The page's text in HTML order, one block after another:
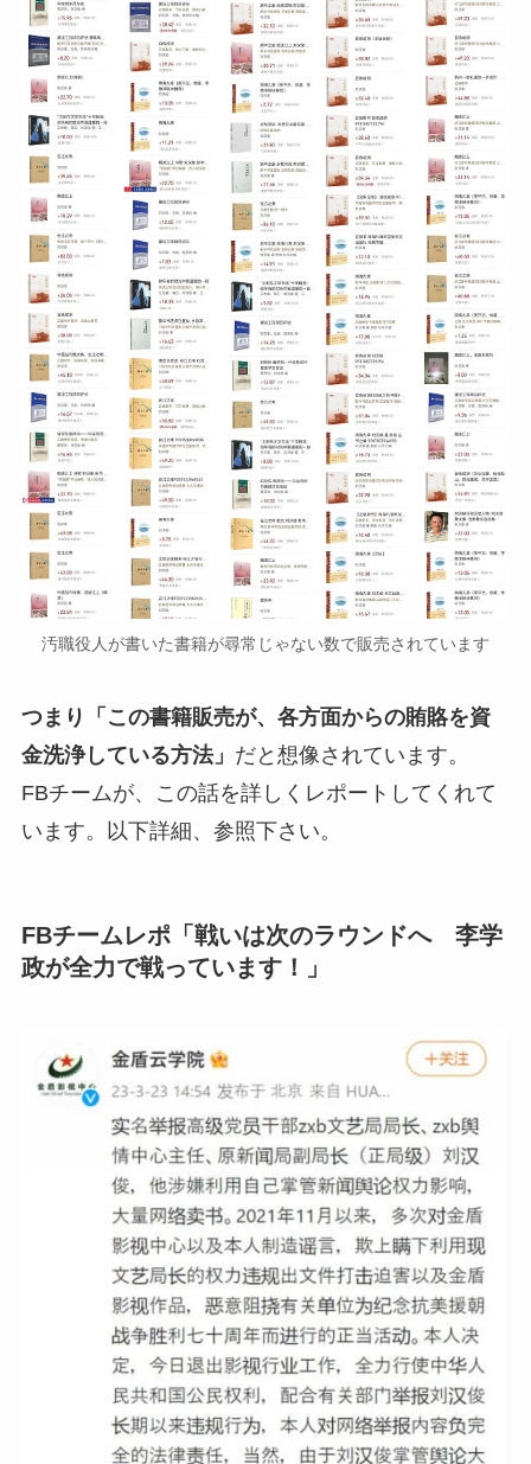
汚職役人が書いた書籍が尋常じゃない数で販売されています
つまり「この書籍販売が、各方面からの賄賂を資
金洗浄している方法」 だと想像されています。
FBチームが、この話を詳しくレポートしてくれて
います。以下詳細、参照下さい。
FBチームレポ「戦いは次のラウンドへ 李学
政が全力で戦っています！」